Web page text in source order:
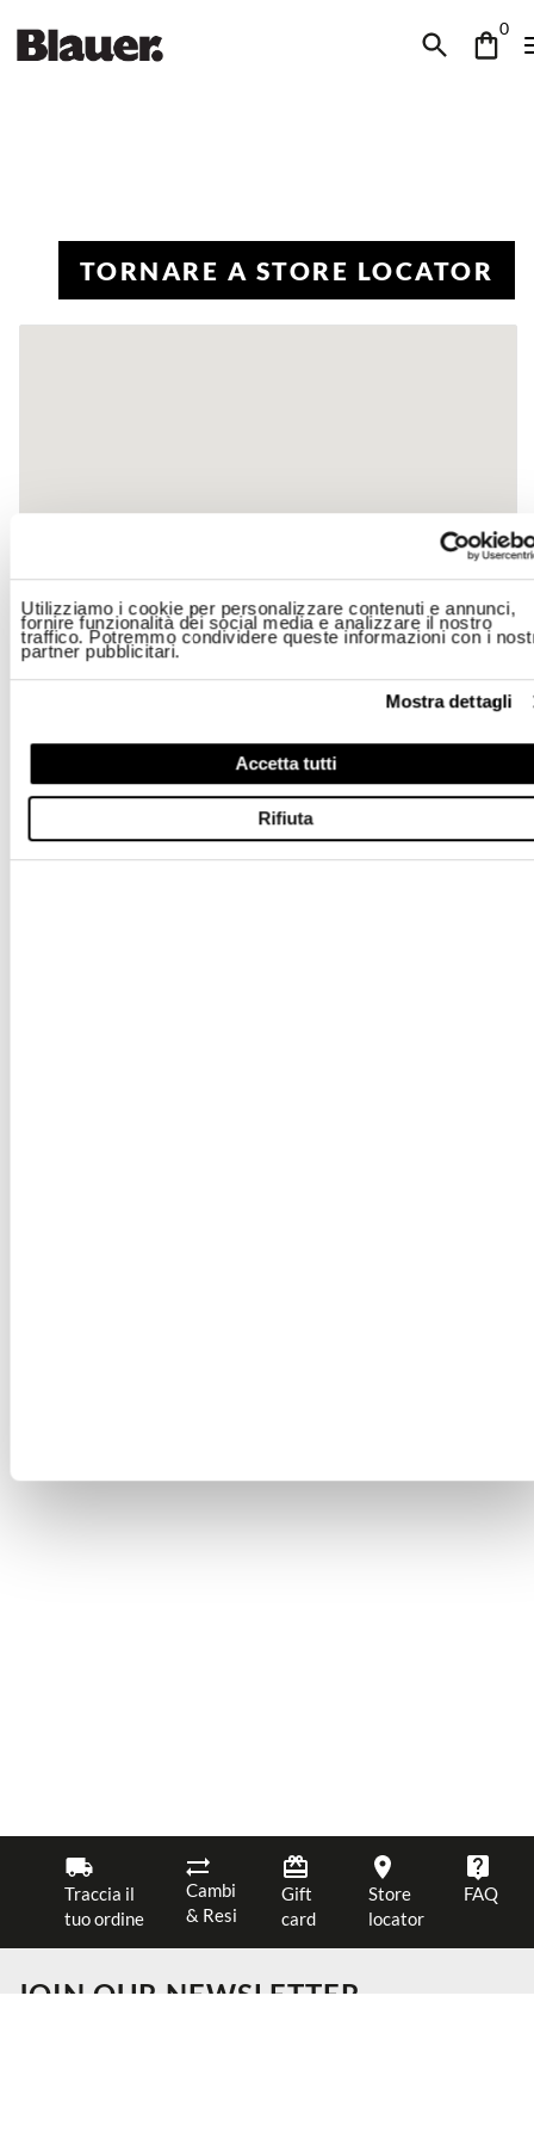
Utilizziamo i cookie per personalizzare contenuti e annunci,
fornire funzionalità dei social media e analizzare il nostro
traffico. Potremmo condividere queste informazioni con i
partner pubblicitari.
Mostra dettagli
Accetta tutti
Rifiuta
0
TORNARE A STORE LOCATOR
Traccia il
tuo ordine
Cambi
& Resi
Gift
card
Store
locator
FAQ
JOIN OUR NEWSLETTER